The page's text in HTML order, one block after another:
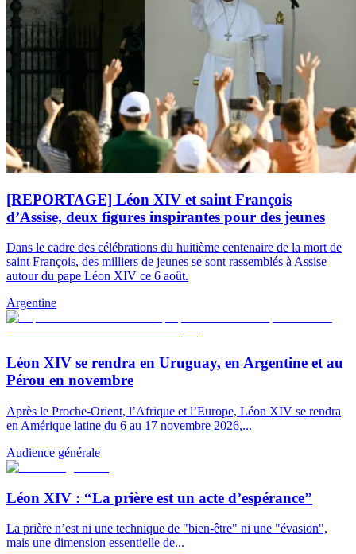
[REPORTAGE] Léon XIV et saint François
d’Assise, deux figures inspirantes pour des jeunes
Dans le cadre des célébrations du huitième centenaire de la mort de
saint François, des milliers de jeunes se sont rassemblés à Assise
autour du pape Léon XIV ce 6 août.
Argentine
Léon XIV se rendra en Uruguay, en Argentine et au
Pérou en novembre
Après le Proche-Orient, l’Afrique et l’Europe, Léon XIV se rendra
en Amérique latine du 6 au 17 novembre 2026,...
Audience générale
Léon XIV : “La prière est un acte d’espérance”
La prière n’est ni une technique de "bien-être" ni une "évasion",
mais une dimension essentielle de...